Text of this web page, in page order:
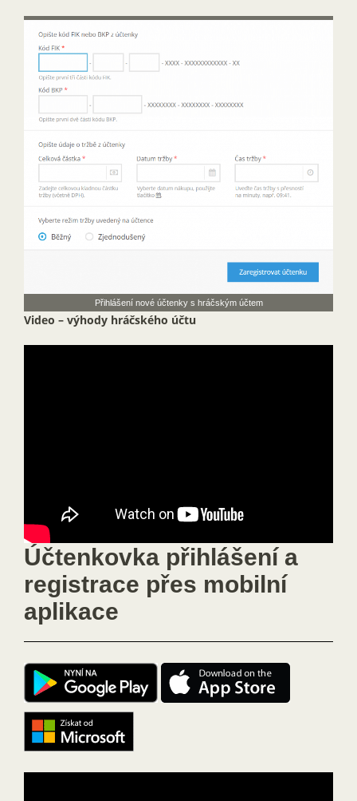
Přihlášení nové účtenky s hráčským účtem
Video – výhody hráčského účtu
Účtenkovka přihlášení a
registrace přes mobilní
aplikace